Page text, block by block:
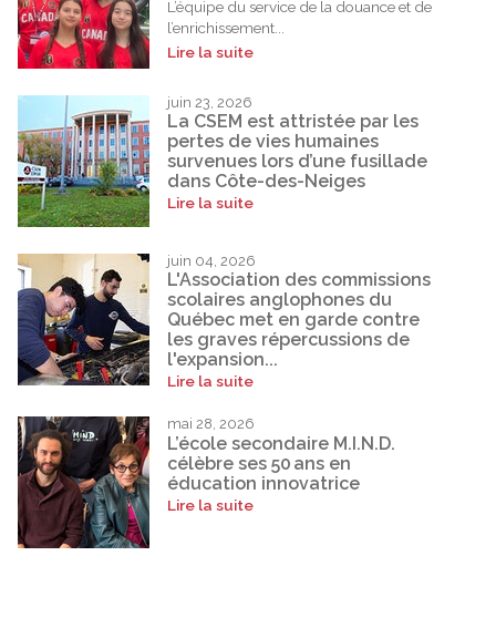
L’équipe du service de la douance et de
l’enrichissement...
Lire la suite
juin 23, 2026
La CSEM est attristée par les
pertes de vies humaines
survenues lors d’une fusillade
dans Côte-des-Neiges
Lire la suite
juin 04, 2026
L'Association des commissions
scolaires anglophones du
Québec met en garde contre
les graves répercussions de
l'expansion...
Lire la suite
mai 28, 2026
L’école secondaire M.I.N.D.
célèbre ses 50 ans en
éducation innovatrice
Lire la suite